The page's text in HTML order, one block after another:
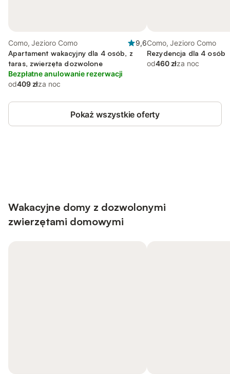
Como, Jezioro Como
9,6
Apartament wakacyjny dla 4 osób, z
taras, zwierzęta dozwolone
Bezpłatne anulowanie rezerwacji
od409 złza noc
Como, Jezioro Como
Rezydencja dla 4 osób
od460 złza noc
Pokaż wszystkie oferty
Wakacyjne domy z dozwolonymi
zwierzętami domowymi